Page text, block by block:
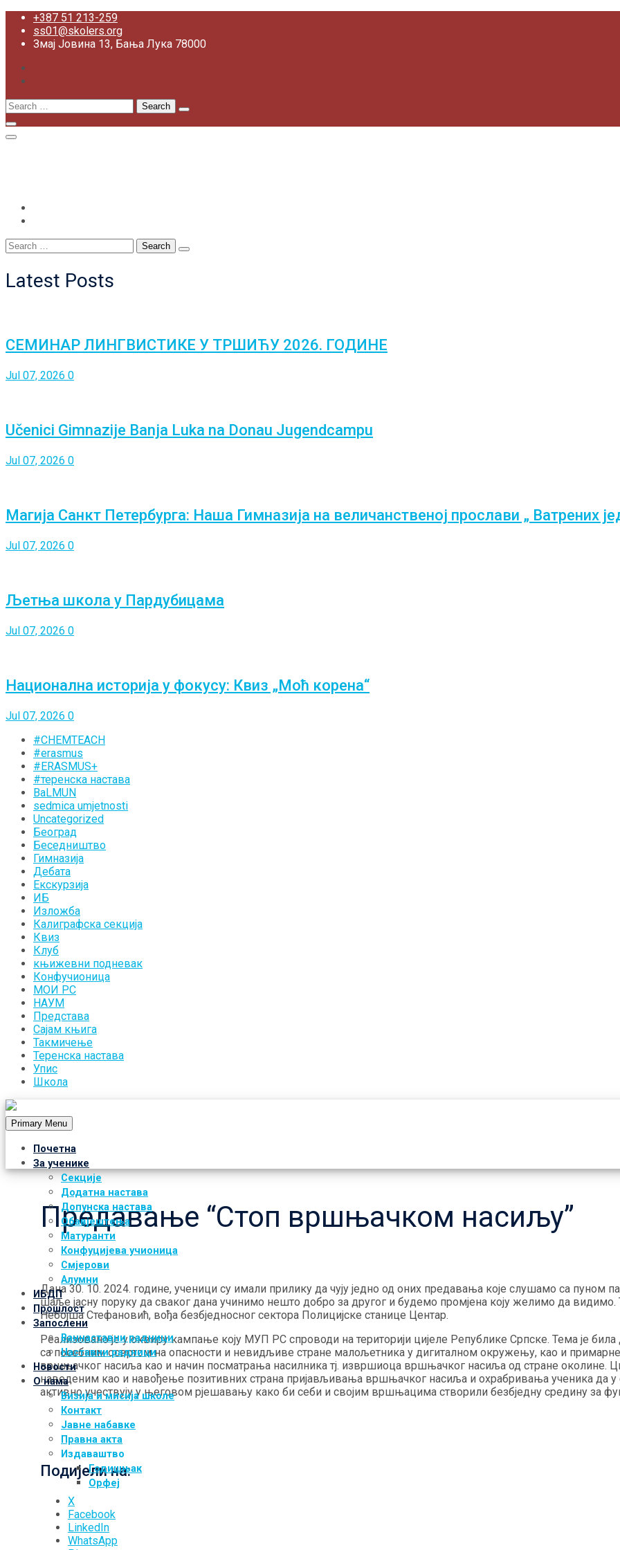
Skip
content
+387 51 213-259
ss01@skolers.org
Змај Јовина 13, Бања Лука 78000
Search
for:
Search
for:
Latest Posts
СЕМИНАР ЛИНГВИСТИКЕ У ТРШИЋУ 2026. ГОДИНЕ
Jul 07, 2026 0
Učenici Gimnazije Banja Luka na Donau Jugendcampu
Jul 07, 2026 0
Магија Санкт Петербурга: Наша Гимназија на величанственој прослави „ Ватрених
Jul 07, 2026 0
Љетња школа у Пардубицама
Jul 07, 2026 0
Национална историја у фокусу: Квиз „Моћ корена“
Jul 07, 2026 0
#CHEMTEACH
#erasmus
#ERASMUS+
#теренска настава
BaLMUN
sedmica umjetnosti
Uncategorized
Београд
Беседништво
Гимназија
Дебата
Екскурзија
ИБ
Изложба
Калиграфска секција
Квиз
Клуб
књижевни подневак
Конфучионица
МОИ РС
НАУМ
Представа
Сајам књига
Такмичење
Теренска настава
Упис
Школа
Primary Menu
Почетна
За ученике
Секције
Додатна настава
Допунска настава
Обавјештења
Матуранти
Конфуцијева учионица
Смјерови
Алумни
ИБДП
Прошлост
Запослени
Ваннаставни радници
Наставни радници
Новости
О нама
Визија и мисија школе
Контакт
Јавне набавке
Правна акта
Издаваштво
Годишњак
Орфеј
Предавање “Стоп вршњачком насиљу”
Дана 30. 10. 2024. године, ученици су имали прилику да чују једно од оних предавања које слушамо са пуном
шаље јасну поруку да сваког дана учинимо нешто добро за другог и будемо промјена коју желимо да видимо.
Небојша Стефановић, вођа безбједносног сектора Полицијске станице Центар.
Реализовано је у оквиру кампање коју МУП РС спроводи на територији цијеле Републике Српске. Тема је
са посебним освртом на опасности и невидљиве стране малољетника у дигиталном окружењу, као и
вршњачког насиља као и начин посматрања насилника тј. извршиоца вршњачког насиља од стране околине.
наведеним као и навођење позитивних страна пријављивања вршњачког насиља и охрабривања ученика да у
активно учествују у његовом рјешавању како би себи и својим вршњацима створили безбједну средину за
Подијели на:
X
Facebook
LinkedIn
WhatsApp